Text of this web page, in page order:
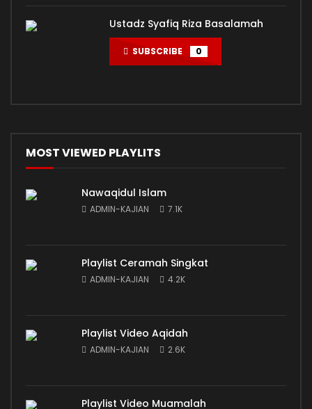
Ustadz Syafiq Riza Basalamah
SUBSCRIBE 0
MOST VIEWED PLAYLITS
Nawaqidul Islam
ADMIN-KAJIAN 7.1K
Playlist Ceramah Singkat
ADMIN-KAJIAN 4.2K
Playlist Video Aqidah
ADMIN-KAJIAN 2.6K
Playlist Video Muamalah